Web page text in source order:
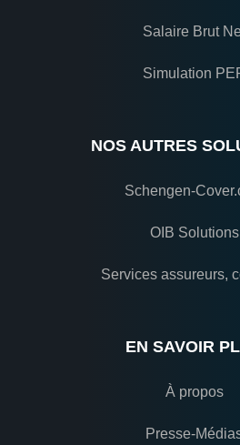
Salaire Brut
Simulation
NOS AUTRES
Schengen-
OIB Solutions
Services assureurs,
EN SAVOIR
À propos
Presse-